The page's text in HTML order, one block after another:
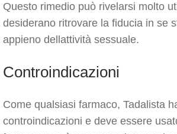
Questo rimedio può rivelarsi molto
desiderano ritrovare la fiducia in se
appieno dellattività sessuale.
Controindicazioni
Come qualsiasi farmaco, Tadalista
controindicazioni e deve essere